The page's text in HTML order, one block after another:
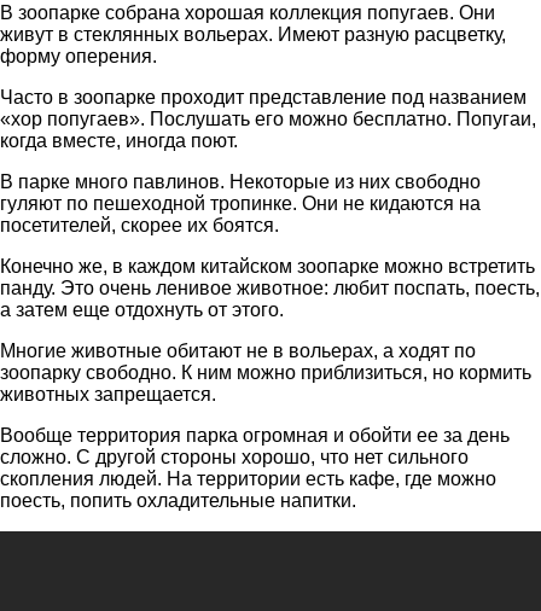
В зоопарке собрана хорошая коллекция попугаев. Они
живут в стеклянных вольерах. Имеют разную расцветку,
форму оперения.
Часто в зоопарке проходит представление под названием
«хор попугаев». Послушать его можно бесплатно. Попугаи,
когда вместе, иногда поют.
В парке много павлинов. Некоторые из них свободно
гуляют по пешеходной тропинке. Они не кидаются на
посетителей, скорее их боятся.
Конечно же, в каждом китайском зоопарке можно встретить
панду. Это очень ленивое животное: любит поспать, поесть,
а затем еще отдохнуть от этого.
Многие животные обитают не в вольерах, а ходят по
зоопарку свободно. К ним можно приблизиться, но кормить
животных запрещается.
Вообще территория парка огромная и обойти ее за день
сложно. С другой стороны хорошо, что нет сильного
скопления людей. На территории есть кафе, где можно
поесть, попить охладительные напитки.